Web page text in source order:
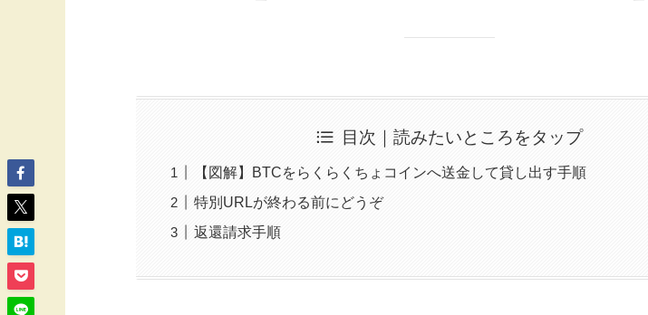
目次｜読みたいところをタップ
【図解】BTCをらくらくちょコインへ送金して貸し出す手順
特別URLが終わる前にどうぞ
返還請求手順